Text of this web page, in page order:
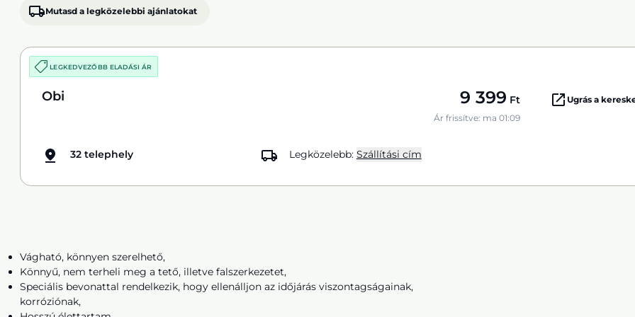
Mutasd a legközelebbi ajánlatokat
LEGKEDVEZŐBB ELADÁSI ÁR
Obi 9 399 Ft
Ár frissítve: ma 01:09
Ugrás a
32 telephely Legközelebb: Szállítási cím
Vágható, könnyen szerelhető,
Könnyű, nem terheli meg a tető, illetve falszerkezetet,
Speciális bevonattal rendelkezik, hogy ellenálljon az időjárás viszontagságainak,
korróziónak,